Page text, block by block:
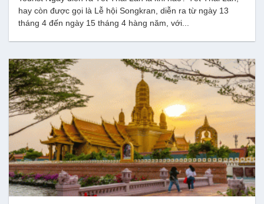
hay còn được gọi là Lễ hội Songkran, diễn ra từ ngày 13
tháng 4 đến ngày 15 tháng 4 hàng năm, với...